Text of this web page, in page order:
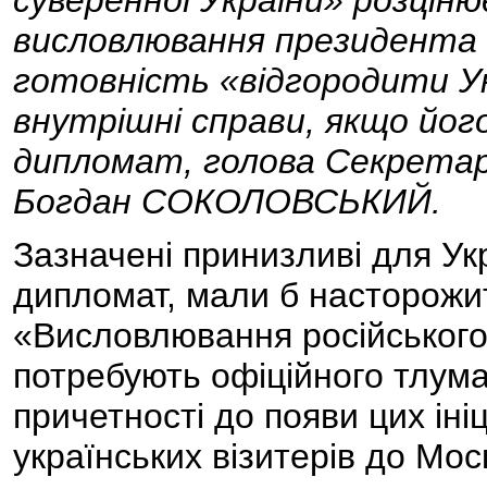
висловлювання
готовність «відгородити
внутрішні справи, якщо
дипломат, голова
Богдан СОКОЛОВСЬКИЙ.
Зазначені принизливі для
дипломат, мали б
«Висловлювання
потребують офіційного
причетності до появи цих
українських візитерів до